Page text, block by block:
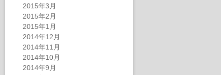
2015年3月
2015年2月
2015年1月
2014年12月
2014年11月
2014年10月
2014年9月